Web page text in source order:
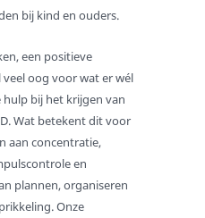
bij kind en ouders.
een positieve
oog voor wat er wél
bij het krijgen van
Wat betekent dit voor
aan concentratie,
en
plannen, organiseren
Onze